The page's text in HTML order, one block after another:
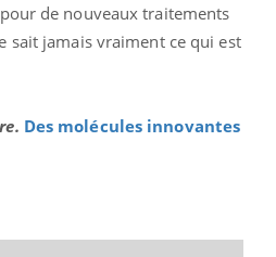
de nouveaux traitements
sait jamais vraiment ce qui est
Des molécules innovantes